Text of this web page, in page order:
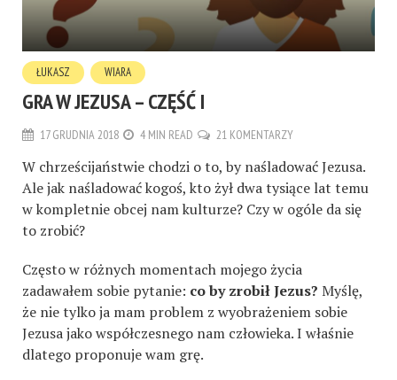
ŁUKASZ WIARA
GRA W JEZUSA – CZĘŚĆ I
17 GRUDNIA 2018 4 MIN READ 21 KOMENTARZY
W chrześcijaństwie chodzi o to, by naśladować Jezusa.
Ale jak naśladować kogoś, kto żył dwa tysiące lat temu
w kompletnie obcej nam kulturze? Czy w ogóle da się
to zrobić?
Często w różnych momentach mojego życia
zadawałem sobie pytanie: co by zrobił Jezus? Myślę,
że nie tylko ja mam problem z wyobrażeniem sobie
Jezusa jako współczesnego nam człowieka. I właśnie
dlatego proponuje wam grę.